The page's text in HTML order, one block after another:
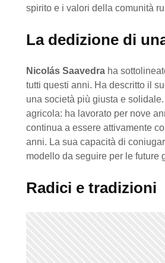
spirito e i valori della comunità
La dedizione di
Nicolás Saavedra ha
tutti questi anni. Ha descritto il
una società più giusta e
agricola: ha lavorato per nove
continua a essere attivamente
anni. La sua capacità di
modello da seguire per le future
Radici e tradizioni